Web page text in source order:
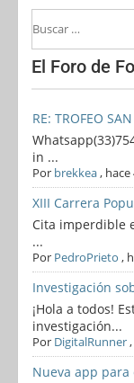
El Foro de
RE: TROFEO
in ...
Por brekkea , hace
XIII Carrera
Cita imperdible
...
Por PedroPrieto ,
Investigación
¡Hola a todos!
investigación...
Por DigitalRunner ,
Nueva app